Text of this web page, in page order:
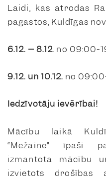
Laidi, kas atrodas
pagastos, Kuldīgas
6.12. – 8.12. no 09:00-
9.12. un 10.12. no
Iedzīvotāju ievērībai!
Mācību laikā
“Mežaine” īpaši
izmantota mācību
izvietots drošības